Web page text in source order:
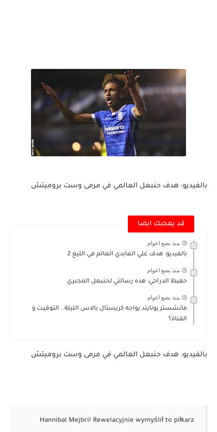
بالفيديو: هدف حنبعل العالمي في مرمى وست بروميتش
قد يعجبك ايضا
منذ بضع اعوام
بالفيديو: هدف علي العابدي العالم في الليغ 2
منذ بضع اعوام
حفيظ الدراجي: هذه رسالتي لحنبعل المجبري
منذ بضع اعوام
مانشستر يونايتد يواجه كريستال بالاس الليلة.. التوقيت و
القناة؟
بالفيديو: هدف حنبعل العالمي في مرمى وست بروميتش
Hannibal Mejbri! Rewelacyjnie wymyślił to piłkarz